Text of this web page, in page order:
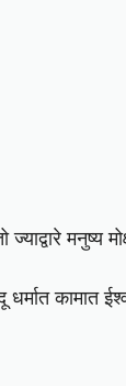
मनुष्य
कामात